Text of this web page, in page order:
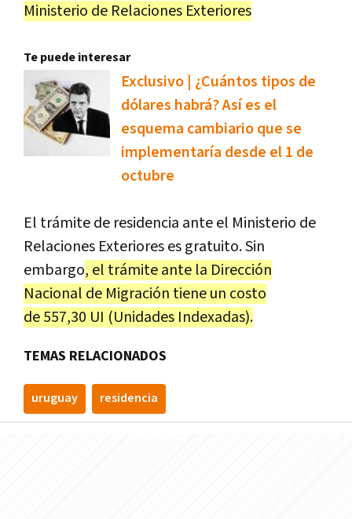
Ministerio de Relaciones Exteriores
Te puede interesar
Exclusivo | ¿Cuántos tipos de
dólares habrá? Así es el
esquema cambiario que se
implementaría desde el 1 de
octubre
El trámite de residencia ante el Ministerio de
Relaciones Exteriores es gratuito. Sin
embargo, el trámite ante la Dirección
Nacional de Migración tiene un costo
de 557,30 UI (Unidades Indexadas).
TEMAS RELACIONADOS
uruguay residencia